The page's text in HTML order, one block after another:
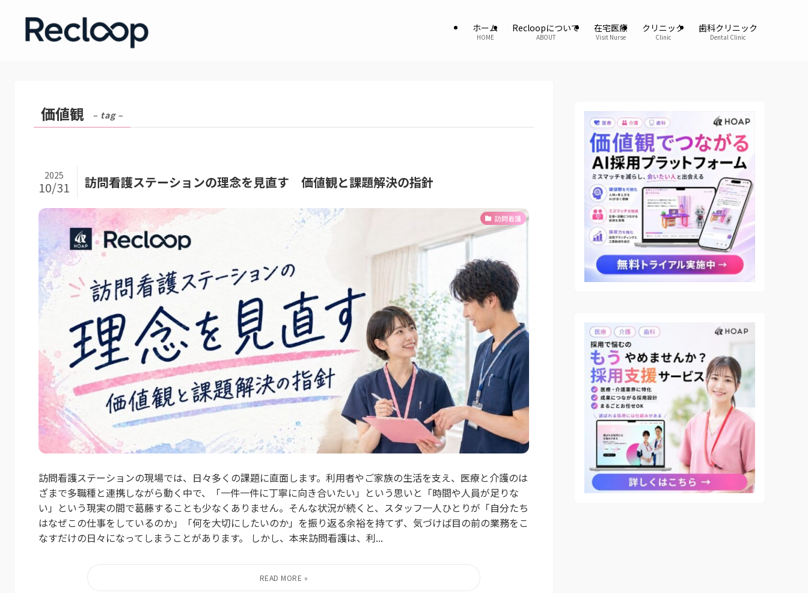
ホーム
HOME
Recloopについて
ABOUT
在宅医療
Visit Nurse
クリニック
Clinic
歯科クリニック
Dental Clinic
価値観 – tag –
訪問看護ステーションの理念を見直す 価値観と課題解決の指針
2025
10/31
訪問看護
訪問看護ステーションの現場では、日々多くの課題に直面します。利用者やご家族の生活を支え、医療と介護のは
ざまで多職種と連携しながら動く中で、「一件一件に丁寧に向き合いたい」という思いと「時間や人員が足りな
い」という現実の間で葛藤することも少なくありません。そんな状況が続くと、スタッフ一人ひとりが「自分たち
はなぜこの仕事をしているのか」「何を大切にしたいのか」を振り返る余裕を持てず、気づけば目の前の業務をこ
なすだけの日々になってしまうことがあります。 しかし、本来訪問看護は、利...